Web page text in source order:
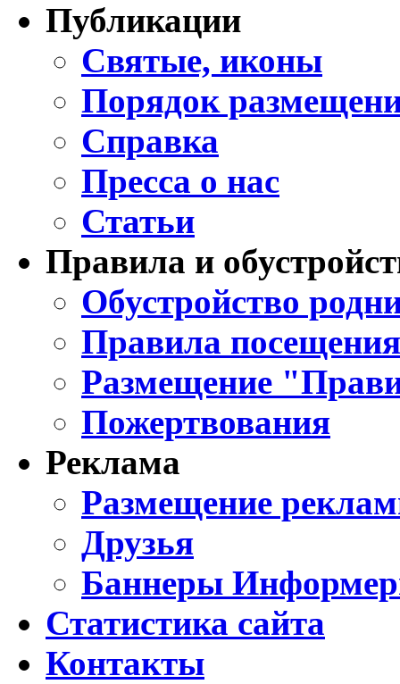
Публикации
Святые, иконы
Порядок
Справка
Пресса о нас
Статьи
Правила и
Обустройство
Правила
Размещение
Пожертвования
Реклама
Размещение
Друзья
Баннеры
Статистика сайта
Контакты